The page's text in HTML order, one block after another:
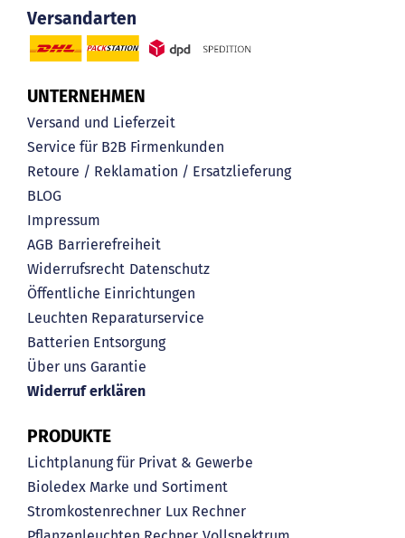
Versandarten
UNTERNEHMEN
Versand und Lieferzeit
Service für B2B Firmenkunden
Retoure / Reklamation / Ersatzlieferung
BLOG
Impressum
AGB Barrierefreiheit
Widerrufsrecht Datenschutz
Öffentliche Einrichtungen
Leuchten Reparaturservice
Batterien Entsorgung
Über uns Garantie
Widerruf erklären
PRODUKTE
Lichtplanung für Privat & Gewerbe
Bioledex Marke und Sortiment
Stromkostenrechner Lux Rechner